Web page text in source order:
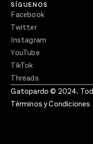
SÍGUENOS
Facebook
Twitter
Instagram
YouTube
TikTok
Threads
Gatopardo © 2024.
Términos y Condiciones